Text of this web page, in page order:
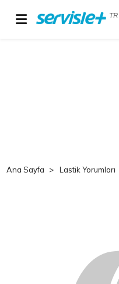
TR
Ana Sayfa Lastik Yorumları